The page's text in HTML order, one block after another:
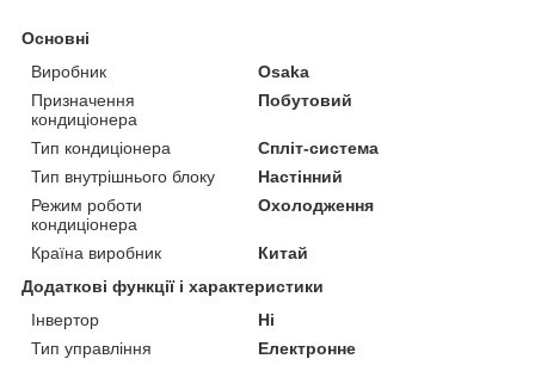
Основні
Виробник
Osaka
Призначення
кондиціонера
Побутовий
Тип кондиціонера
Спліт-система
Тип внутрішнього блоку
Настінний
Режим роботи
кондиціонера
Охолодження
Країна виробник
Китай
Додаткові функції і характеристики
Інвертор
Ні
Тип управління
Електронне